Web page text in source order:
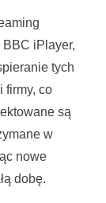
iPlayer,
tych
firmy, co
są
w
nowe
dobę.